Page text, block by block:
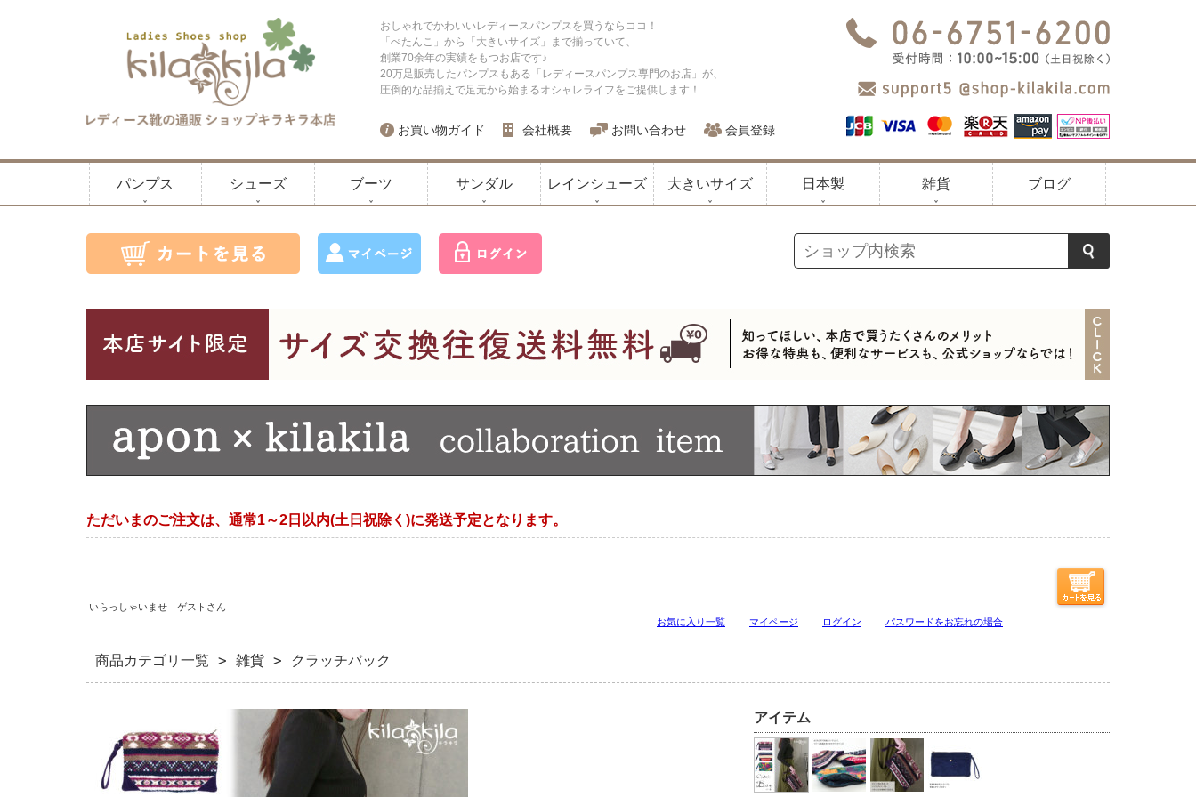
おしゃれでかわいいレディースパンプスを買うならココ！
「ぺたんこ」から「大きいサイズ」まで揃っていて、
創業70余年の実績をもつお店です♪
20万足販売したパンプスもある「レディースパンプス専門のお店」が、
圧倒的な品揃えで足元から始まるオシャレライフをご提供します！
お買い物ガイド 会社概要 お問い合わせ 会員登録
パンプス シューズ ブーツ サンダル レインシューズ 大きいサイズ 日本製 雑貨 ブログ
ただいまのご注文は、通常1～2日以内(土日祝除く)に発送予定となります。
いらっしゃいませ ゲストさん
お気に入り一覧
マイページ ログイン パスワードをお忘れの場合
商品カテゴリ一覧 > 雑貨 > クラッチバック
アイテム